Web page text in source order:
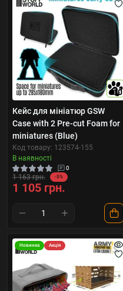
10
Кейс для мініатюр GSW
Case with 2 Pre-cut Foam for
miniatures (Blue)
Код товару: 123574-155
В наявності
0
1 163 грн. -5%
1 105 грн.
Новинка Акція